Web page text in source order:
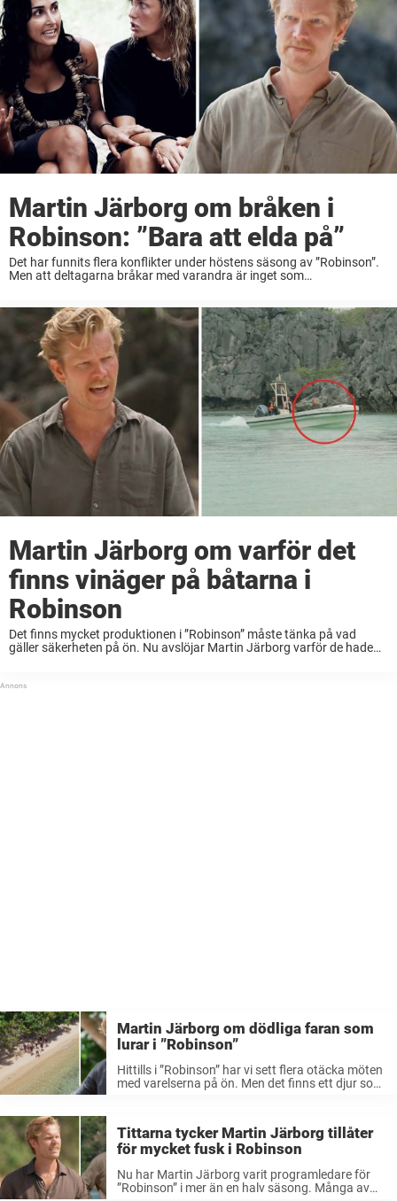
Martin Järborg om bråken i
Robinson: ”Bara att elda på”
Det har funnits flera konflikter under höstens säsong av ”Robinson”.
Men att deltagarna bråkar med varandra är inget som
Martin Järborg om varför det
finns vinäger på båtarna i
Robinson
Det finns mycket produktionen i ”Robinson” måste tänka på vad
gäller säkerheten på ön. Nu avslöjar Martin Järborg varför de hade
Martin Järborg om dödliga faran som
lurar i ”Robinson”
Hittills i ”Robinson” har vi sett flera otäcka möten
med varelserna på ön. Men det finns ett djur som
Tittarna tycker Martin Järborg tillåter
för mycket fusk i Robinson
Nu har Martin Järborg varit programledare för
”Robinson” i mer än en halv säsong. Många av